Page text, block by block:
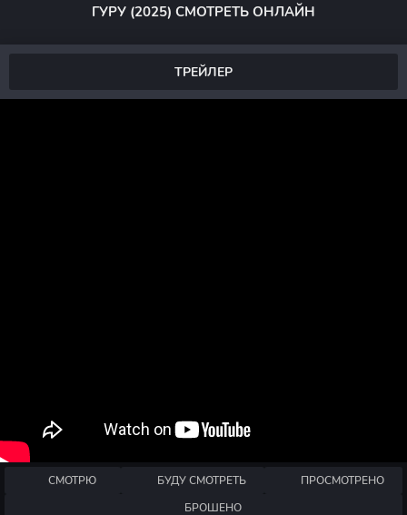
ГУРУ (2025) СМОТРЕТЬ ОНЛАЙН
ТРЕЙЛЕР
СМОТРЮ БУДУ СМОТРЕТЬ
ПРОСМОТРЕНО
БРОШЕНО